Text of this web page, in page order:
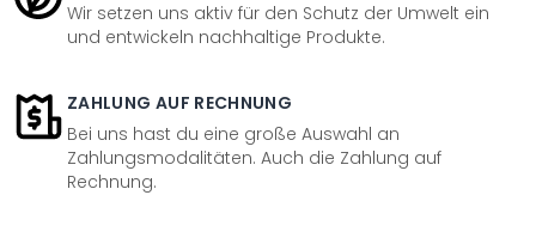
Wir setzen uns aktiv für den Schutz der Umwelt ein
und entwickeln nachhaltige Produkte.
ZAHLUNG AUF RECHNUNG
Bei uns hast du eine große Auswahl an
Zahlungsmodalitäten. Auch die Zahlung auf
Rechnung.